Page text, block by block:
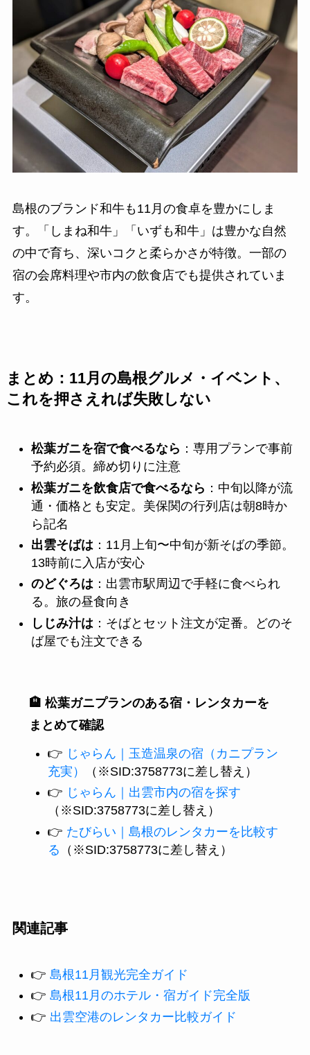
島根のブランド和牛も11月の食卓を豊かにしま
す。「しまね和牛」「いずも和牛」は豊かな自然
の中で育ち、深いコクと柔らかさが特徴。一部の
宿の会席料理や市内の飲食店でも提供されていま
す。
まとめ：11月の島根グルメ・イベント、
これを押さえれば失敗しない
松葉ガニを宿で食べるなら ：専用プランで事前
予約必須。締め切りに注意
松葉ガニを飲食店で食べるなら ：中旬以降が流
通・価格とも安定。美保関の行列店は朝8時か
ら記名
出雲そばは ：11月上旬〜中旬が新そばの季節。
13時前に入店が安心
のどぐろは：出雲市駅周辺で手軽に食べられ
る。旅の昼食向き
しじみ汁は ：そばとセット注文が定番。どのそ
ば屋でも注文できる
🏨 松葉ガニプランのある宿・レンタカーを
まとめて確認
👉 じゃらん｜玉造温泉の宿（カニプラン
充実）
（※SID:3758773に差し替え）
👉 じゃらん｜出雲市内の宿を探す
（※SID:3758773に差し替え）
👉 たびらい｜島根のレンタカーを比較す
る （※SID:3758773に差し替え）
関連記事
👉 島根11月観光完全ガイド
👉 島根11月のホテル・宿ガイド完全版
👉 出雲空港のレンタカー比較ガイド